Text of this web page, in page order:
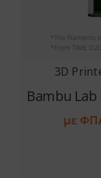
3D
Bambu Lab
με